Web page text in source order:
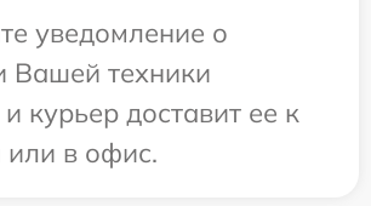
уведомление о
Вашей техники
курьер доставит ее к
в офис.